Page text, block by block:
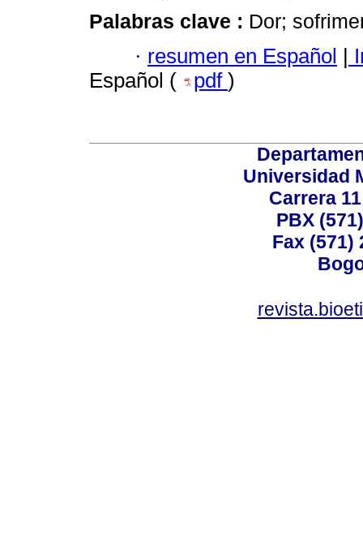
Palabras clave : Dor;
· resumen en Español |
Español (
pdf )
Universidad
Carrera
PBX
Fax (571)